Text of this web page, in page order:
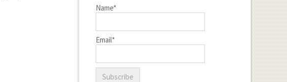
Name*
Email*